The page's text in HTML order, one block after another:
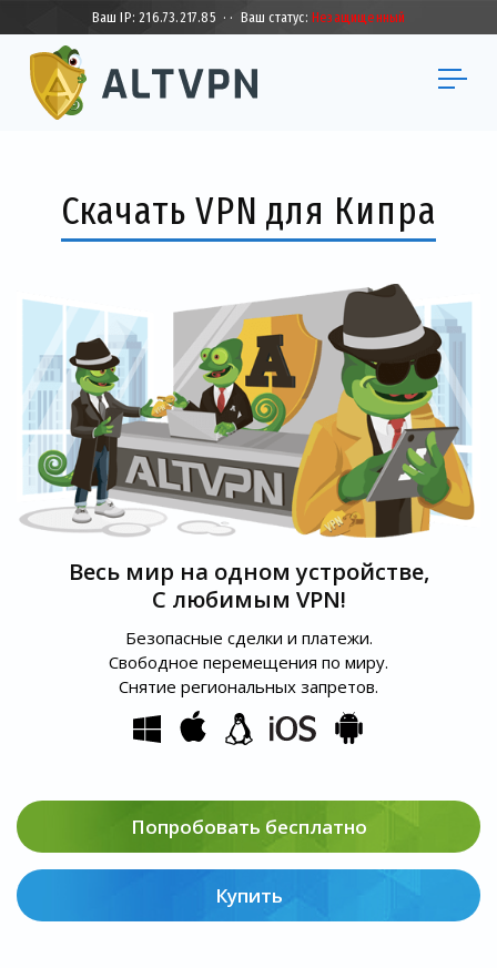
Ваш IP:216.73.217.85 · · Ваш статус: Незащищенный
Скачать VPN для Кипра
Весь мир на одном устройстве,
С любимым VPN!
Безопасные сделки и платежи.
Свободное перемещения по миру.
Снятие региональных запретов.
Попробовать бесплатно
Купить